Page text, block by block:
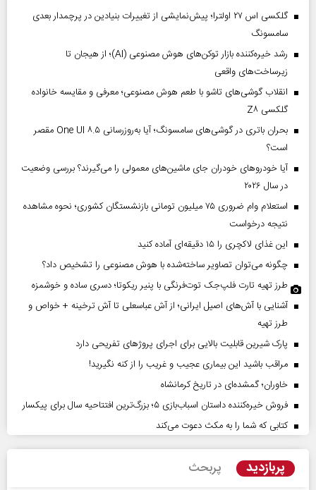
گلکسی اس ۲۷ اولترا؛ پیش‌نمایشی از تغییرات بنیادین در پرچمدار بعدی
سامسونگ
رشد خیره‌کننده بازار توکن‌های هوش مصنوعی (AI)؛ از هیجان تا
زیرساخت‌های واقعی
انقلاب گوشی‌های تاشو‌ با طعم هوش مصنوعی؛ معرفی و مقایسه خانواده
گلکسی Z۸
بحران باتری در گوشی‌های سامسونگ؛ آیا به‌روزرسانی One UI ۸.۵ مقصر
است؟
آیا خودروهای خودران جای ماشین‌های معمولی را می‌گیرند؟ بررسی وضعیت
در سال ۲۰۲۶
استعلام وام ضروری ۷۵ میلیون تومانی بازنشستگان کشوری؛ نحوه مشاهده
نتیجه درخواست
این غذای لاکچری را ۱۵ دقیقه‌ای آماده کنید
چگونه می‌توان تصاویر ساخته‌شده با هوش مصنوعی را تشخیص داد؟
طرز تهیه تارت فلپ‌جک توت‌فرنگی با پنیر ریکوتا؛ دسری ساده و خوشمزه
آشنایی با آش‌های اصیل ایرانی؛ از آش عباسعلی تا آش ترخینه + خواص و
طرز تهیه
پارک شیرین قابلیت‌ بالایی برای اجرای پروژهای تفریحی دارد
مراقب باشید این بیماری عجیب و غریب را از کنه نگیرید!
خاوران؛ گمشده‌ای در تاریخ کرمانشاه
فروش خیره‌کننده داستان اسباب‌بازی ۵؛ بزرگ‌ترین افتتاحیه سال برای پیکسار
کتابی که شما را به مکث دعوت می‌کند
پربازدید پربحث